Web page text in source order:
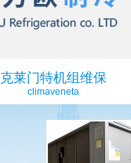
克莱门特机组维保
climaveneta